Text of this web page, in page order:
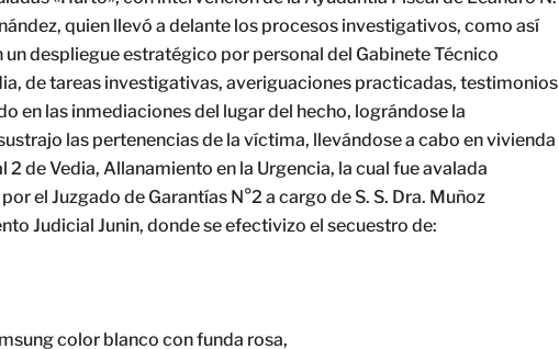
quien llevó a delante los procesos investigativos, como así
despliegue estratégico por personal del Gabinete Técnico
de tareas investigativas, averiguaciones practicadas, testimonios
en las inmediaciones del lugar del hecho, lográndose la
las pertenencias de la víctima, llevándose a cabo en vivienda
2 de Vedia, Allanamiento en la Urgencia, la cual fue avalada
el Juzgado de Garantías N°2 a cargo de S. S. Dra. Muñoz
Judicial Junin, donde se efectivizo el secuestro de:
color blanco con funda rosa,